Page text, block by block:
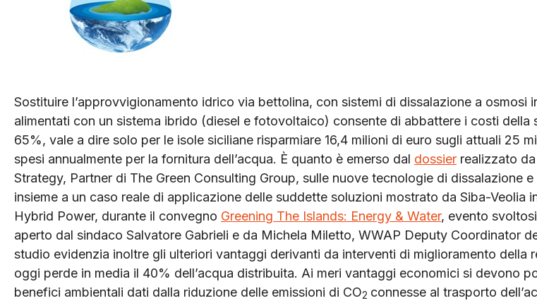
Sostituire l’approvvigionamento idrico via bettolina, con sistemi di dissalazione a osmosi
alimentati con un sistema ibrido (diesel e fotovoltaico) consente di abbattere i costi della
65%, vale a dire solo per le isole siciliane risparmiare 16,4 milioni di euro sugli attuali 25
spesi annualmente per la fornitura dell’acqua. È quanto è emerso dal dossier realizzato
Strategy, Partner di The Green Consulting Group, sulle nuove tecnologie di dissalazione
insieme a un caso reale di applicazione delle suddette soluzioni mostrato da Siba-Veolia
Hybrid Power, durante il convegno Greening The Islands: Energy & Water, evento
aperto dal sindaco Salvatore Gabrieli e da Michela Miletto, WWAP Deputy Coordinator
studio evidenzia inoltre gli ulteriori vantaggi derivanti da interventi di miglioramento della
oggi perde in media il 40% dell’acqua distribuita. Ai meri vantaggi economici si devono
benefici ambientali dati dalla riduzione delle emissioni di CO2 connesse al trasporto